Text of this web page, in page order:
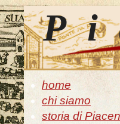
home
chi siamo
storia di